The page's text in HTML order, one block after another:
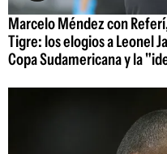
Marcelo Méndez con
Tigre: los elogios a Leonel
Copa Sudamericana y la